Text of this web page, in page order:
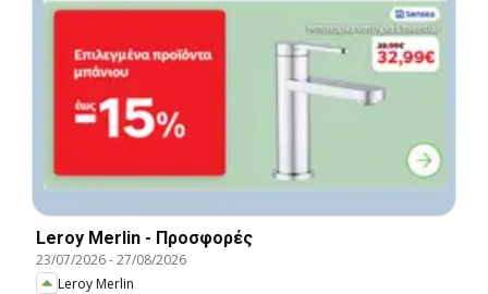
Leroy Merlin - Προσφορές
23/07/2026-27/08/2026
Leroy Merlin